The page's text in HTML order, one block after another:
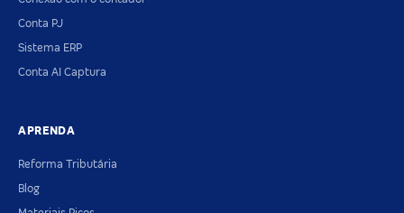
Conta PJ
Sistema ERP
Conta AI Captura
APRENDA
Reforma Tributária
Blog